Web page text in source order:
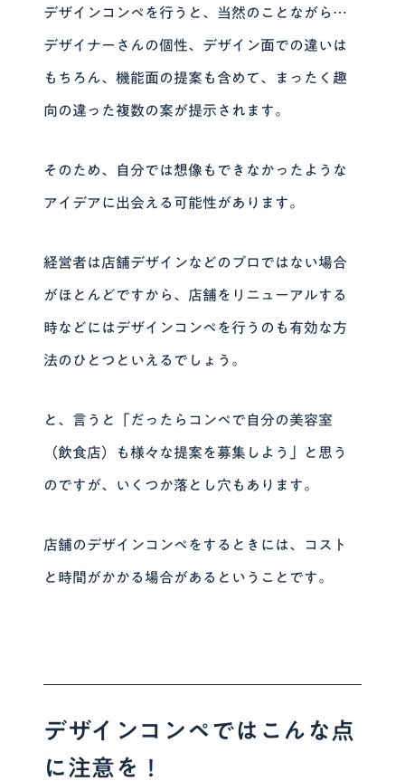
デザインコンペを行うと、当然のことながら…
デザイナーさんの個性、デザイン面での違いは
もちろん、機能面の提案も含めて、まったく趣
向の違った複数の案が提示されます。
そのため、自分では想像もできなかったような
アイデアに出会える可能性があります。
経営者は店舗デザインなどのプロではない場合
がほとんどですから、店舗をリニューアルする
時などにはデザインコンペを行うのも有効な方
法のひとつといえるでしょう。
と、言うと 「だったらコンペで自分の美容室
（飲食店）も様々な提案を募集しよう」 と思う
のですが、いくつか落とし穴もあります。
店舗のデザインコンペをするときには、コスト
と時間がかかる場合があるということです。
デザインコンペではこんな点
に注意を！